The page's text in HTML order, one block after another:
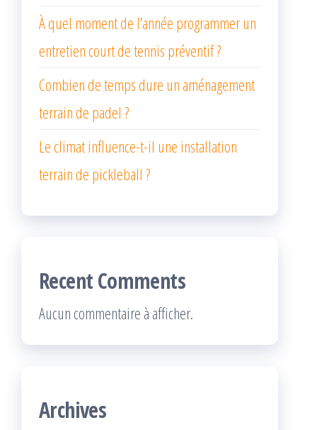
À quel moment de l’année programmer un
entretien court de tennis préventif ?
Combien de temps dure un aménagement
terrain de padel ?
Le climat influence-t-il une installation
terrain de pickleball ?
Recent Comments
Aucun commentaire à afficher.
Archives